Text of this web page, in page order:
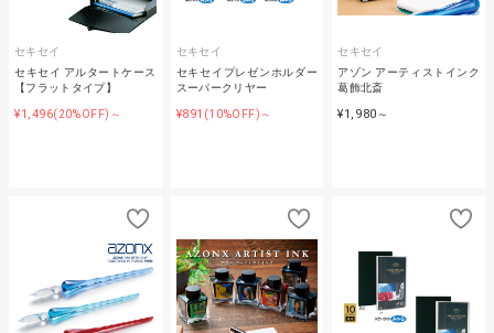
セキセイ
セキセイ アルタートケース
【フラットタイプ】
¥1,496(20%OFF)～
セキセイ
セキセイプレゼンホルダー
スーパークリヤー
¥891 (10%OFF)～
セキセイ
アゾン アーティストインク
葛飾北斎
¥1,980 ～